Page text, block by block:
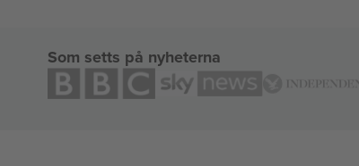
Som setts på nyheterna